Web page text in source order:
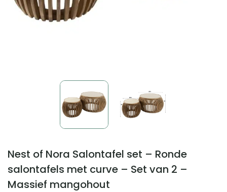
Nest of Nora Salontafel set – Ronde
salontafels met curve – Set van 2 –
Massief mangohout